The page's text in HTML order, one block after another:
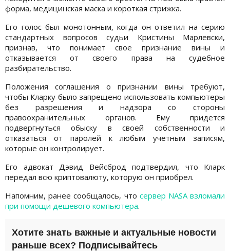
форма, медицинская маска и короткая стрижка.
Его голос был монотонным, когда он ответил на серию
стандартных вопросов судьи Кристины Марлевски,
признав, что понимает свое признание вины и
отказывается от своего права на судебное
разбирательство.
Положения соглашения о признании вины требуют,
чтобы Кларку было запрещено использовать компьютеры
без разрешения и надзора со стороны
правоохранительных органов. Ему придется
подвергнуться обыску в своей собственности и
отказаться от паролей к любым учетным записям,
которые он контролирует.
Его адвокат Дэвид Вейсброд подтвердил, что Кларк
передал всю криптовалюту, которую он приобрел.
Напомним, ранее сообщалось, что сервер NASA взломали
при помощи дешевого компьютера.
Хотите знать важные и актуальные новости
раньше всех? Подписывайтесь